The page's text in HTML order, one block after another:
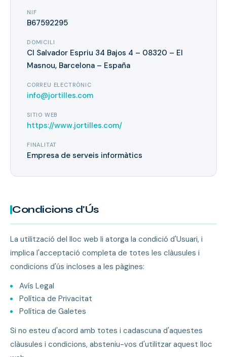
NIF
B67592295
DOMICILI
Cl Salvador Espriu 34 Bajos 4 – 08320 – El
Masnou, Barcelona – España
CORREU ELECTRÒNIC
info@jortilles.com
SITIO WEB
https://www.jortilles.com/
FINALITAT
Empresa de serveis informàtics
Condicions d'Ús
La utilització del lloc web li atorga la condició d'Usuari, i
implica l'acceptació completa de totes les clàusules i
condicions d'ús incloses a les pàgines:
Avís Legal
Política de Privacitat
Política de Galetes
Si no esteu d'acord amb totes i cadascuna d'aquestes
clàusules i condicions, absteniu-vos d'utilitzar aquest lloc